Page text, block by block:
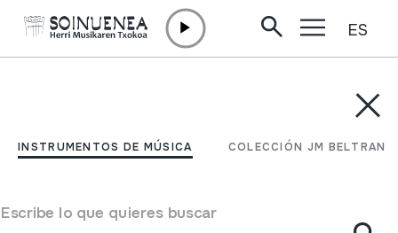
INSTRUMENTOS DE MÚSICA COLECCIÓN JM BELTRAN
Escribe lo que quieres buscar
ES
COLECCIÓN JM BELTRAN
Filtrar